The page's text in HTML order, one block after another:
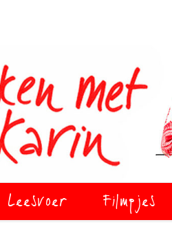
Leesvoer Filmpjes